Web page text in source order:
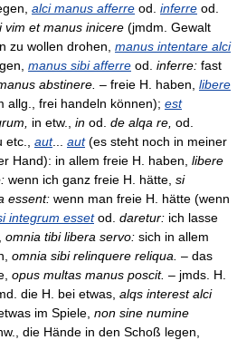
alci manus afferre od. inferre od.
vim et manus inicere (jmdm. Gewalt
zu wollen drohen, manus intentare alci
manus sibi afferre od. inferre: fast
abstinere. – freie H. haben, libere
allg., frei handeln können); est
in etw., in od. de alqa re, od.
etc., aut... aut(es steht noch in meiner
Hand): in allem freie H. haben, libere
wenn ich ganz freie H. hätte, si
essent: wenn man freie H. hätte (wenn
integrum essetod. daretur: ich lasse
omnia tibi libera servo: sich in allem
omnia sibi relinquere reliqua. – das
opus multas manus poscit. – jmds. H.
die H. bei etwas, alqs interest alci
im Spiele, non sine numine
die Hände in den Schoß legen,